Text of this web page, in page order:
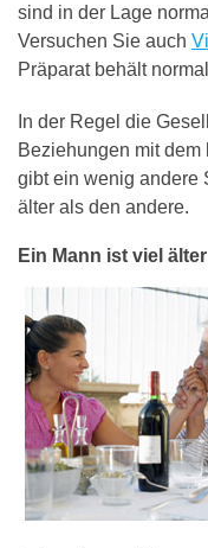
sind in der Lage
Versuchen Sie auch
Präparat behält
In der Regel die
Beziehungen mit
gibt ein wenig andere
älter als den andere.
Ein Mann ist viel